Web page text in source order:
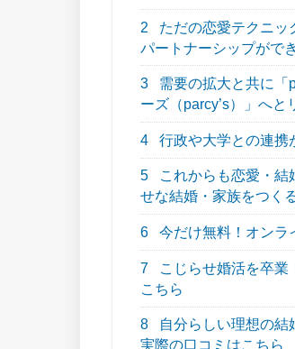
2
ただの恋愛テクニッ
パートナーシップがで
3
需要の拡大と共に「
ーズ（parcy’s）」へと
4 行政や大学との連携
5
これからも恋愛・結
せな結婚・家族をつく
6 今だけ無料！オンラ
7
こじらせ婚活を卒
こちら
8
自分らしい理想の
実際の口コミはこちら